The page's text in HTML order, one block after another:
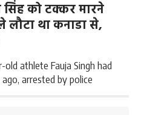
सिंह को टक्कर मारने
लौटा था कनाडा से,
athlete Fauja Singh had
arrested by police